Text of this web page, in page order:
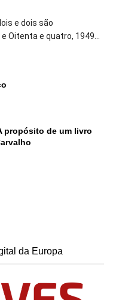
e dois são
Oitenta e quatro, 1949...
propósito de um livro
da Europa